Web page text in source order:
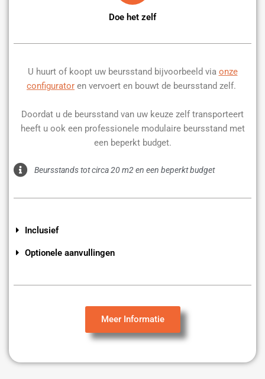
Doe het zelf
U huurt of koopt uw beursstand bijvoorbeeld via onze
configurator en vervoert en bouwt de beursstand zelf.
Doordat u de beursstand van uw keuze zelf transporteert
heeft u ook een professionele modulaire beursstand met
een beperkt budget.
Beursstands tot circa 20 m2 en een beperkt budget
Inclusief
Optionele aanvullingen
Meer Informatie